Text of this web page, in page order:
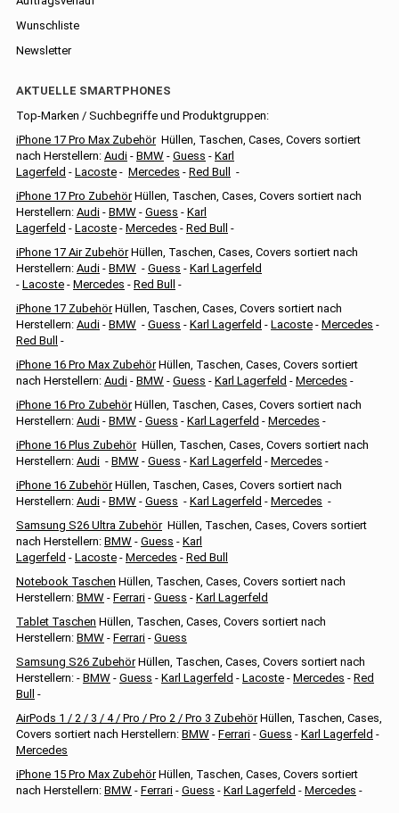
Wunschliste
Newsletter
AKTUELLE SMARTPHONES
Top-Marken / Suchbegriffe und Produktgruppen:
iPhone 17 Pro Max ZubehörHüllen, Taschen, Cases, Covers sortiert
nach Herstellern: Audi - BMW - Guess - Karl
Lagerfeld - Lacoste - Mercedes - Red Bull
-
iPhone 17 Pro ZubehörHüllen, Taschen, Cases, Covers sortiert nach
Herstellern: Audi - BMW - Guess - Karl
Lagerfeld - Lacoste - Mercedes - Red Bull
-
iPhone 17 Air ZubehörHüllen, Taschen, Cases, Covers sortiert nach
Herstellern: Audi - BMW - Guess - Karl Lagerfeld
- Lacoste - Mercedes - Red Bull
-
iPhone 17 ZubehörHüllen, Taschen, Cases, Covers sortiert nach
Herstellern: Audi - BMW - Guess - Karl Lagerfeld - Lacoste - Mercedes -
Red Bull
-
iPhone 16 Pro Max ZubehörHüllen, Taschen, Cases, Covers sortiert
nach Herstellern: Audi - BMW - Guess - Karl Lagerfeld - Mercedes -
iPhone 16 Pro ZubehörHüllen, Taschen, Cases, Covers sortiert nach
Herstellern: Audi - BMW - Guess - Karl Lagerfeld - Mercedes -
iPhone 16 Plus ZubehörHüllen, Taschen, Cases, Covers sortiert nach
Herstellern: Audi - BMW - Guess - Karl Lagerfeld - Mercedes -
iPhone 16 ZubehörHüllen, Taschen, Cases, Covers sortiert nach
Herstellern: Audi - BMW - Guess - Karl Lagerfeld - Mercedes -
Samsung S26 Ultra ZubehörHüllen, Taschen, Cases, Covers sortiert
nach Herstellern: BMW - Guess - Karl
Lagerfeld - Lacoste - Mercedes - Red Bull
Notebook Taschen Hüllen, Taschen, Cases, Covers sortiert nach
Herstellern: BMW - Ferrari - Guess - Karl Lagerfeld
Tablet Taschen Hüllen, Taschen, Cases, Covers sortiert nach
Herstellern: BMW - Ferrari - Guess
Samsung S26 ZubehörHüllen, Taschen, Cases, Covers sortiert nach
Herstellern: - BMW - Guess - Karl Lagerfeld - Lacoste - Mercedes - Red
Bull
-
AirPods 1 / 2 / 3 / 4 / Pro / Pro 2 / Pro 3 ZubehörHüllen, Taschen, Cases,
Covers sortiert nach Herstellern: BMW - Ferrari - Guess - Karl Lagerfeld -
Mercedes
iPhone 15 Pro Max ZubehörHüllen, Taschen, Cases, Covers sortiert
nach Herstellern: BMW - Ferrari - Guess - Karl Lagerfeld - Mercedes -